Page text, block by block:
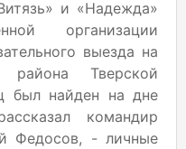
и «Надежда»
организации
выезда на
района Тверской
был найден на дне
командир
Федосов, - личные